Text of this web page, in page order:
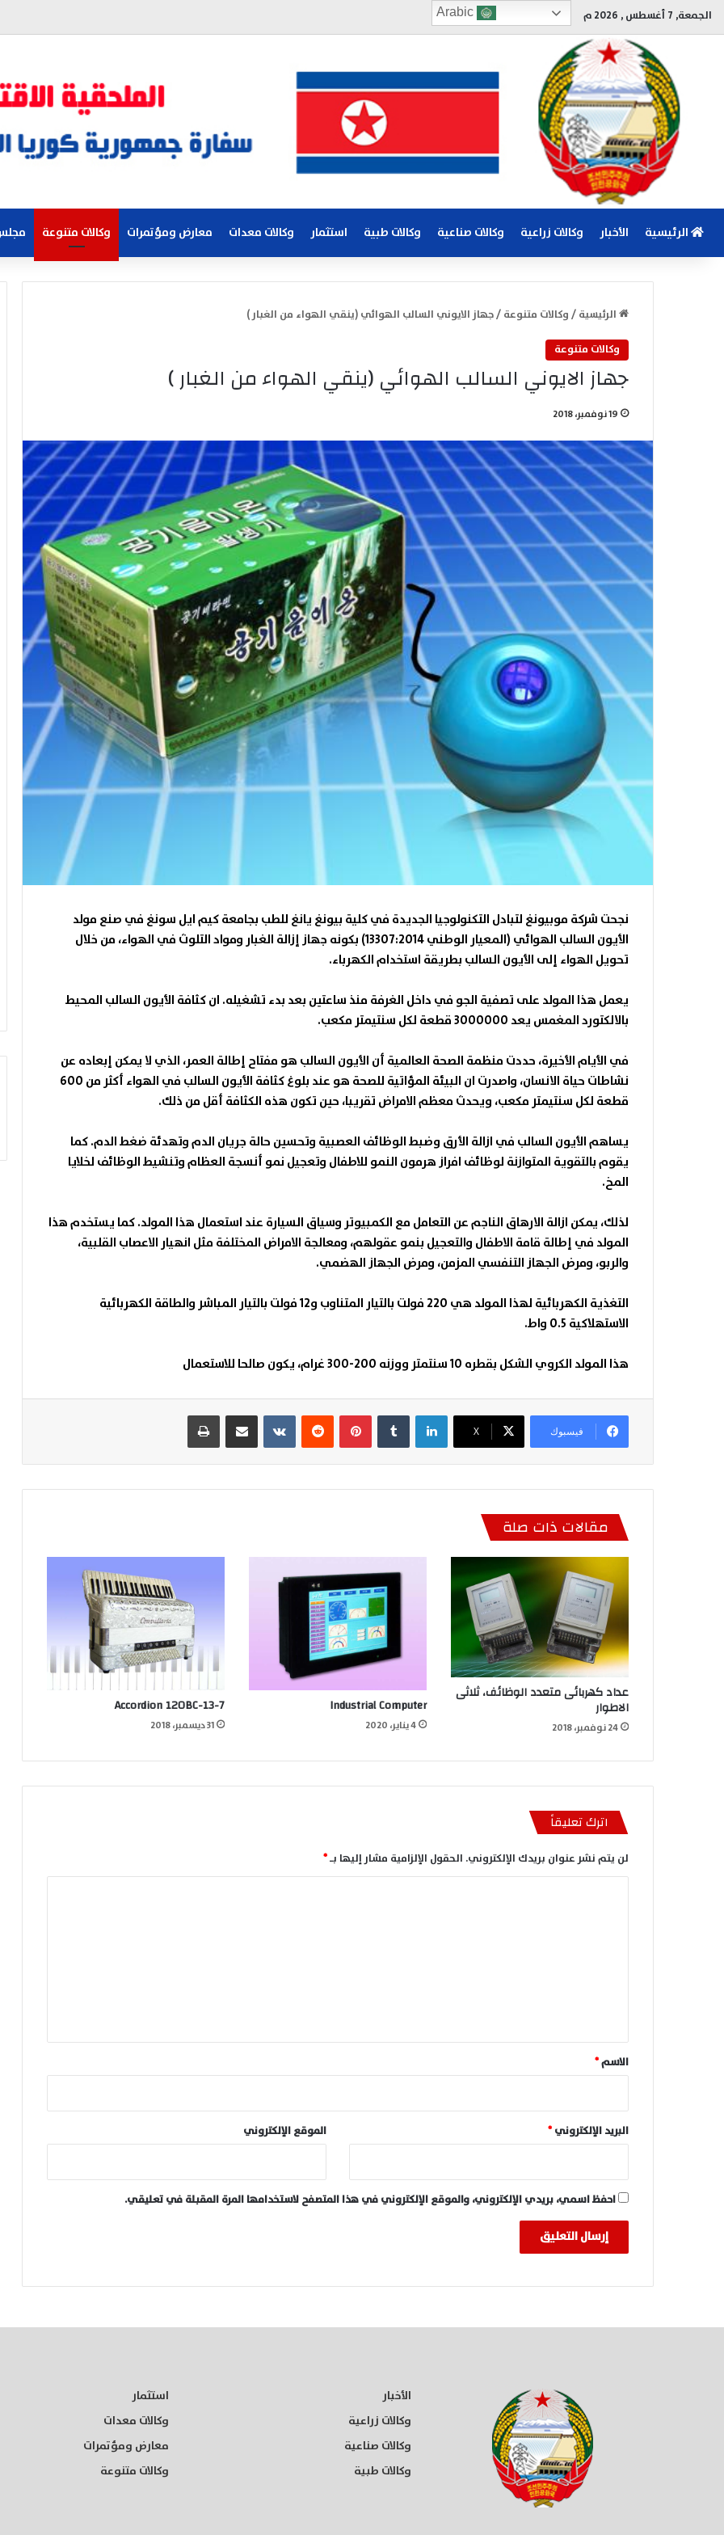
الجمعة, 7 أغسطس , 2026 م
الرئيسية الأخبار وكالات زراعية وكالات صناعية وكالات طبية استثمار وكالات معدات معارض ومؤتمرات وكالات متنوعة
الرئيسية/وكالات متنوعة/جهاز الايوني السالب الهوائي (ينقي الهواء من الغبار )
وكالات متنوعة
جهاز الايوني السالب الهوائي (ينقي الهواء من الغبار )
19 نوفمبر، 2018
نجحت شركة موبيونغ لتبادل التكنولوجيا الجديدة في كلية بيونغ يانغ للطب بجامعة كيم ايل سونغ في صنع مولد
الأيون السالب الهوائي (المعيار الوطني 13307:2014) بكونه جهاز إزالة الغبار
ومواد التلوث في الهواء، من خلال
تحويل الهواء إلى الأيون السالب بطريقة استخدام الكهرباء.
يعمل هذا المولد على تصفية الجو في داخل الغرفة منذ ساعتين بعد بدء تشغيله. ان كثافة الأيون السالب المحيط
بالالكتورد المغمس يعد 3000000 قطعة لكل سنتيمتر مكعب
.
في الأيام الأخيرة، حددت منظمة الصحة العالمية أن الأيون السالب هو مفتاح إطالة العمر، الذي لا يمكن إبعاده عن
نشاطات حياة الانسان، واصدرت ان البيئة المؤاتية للصحة هو عند بلوغ كثافة الأيون السالب في الهواء أكثر من 600
قطعة لكل سنتيمتر مكعب، ويحدث معظم الامراض تقريبا، حين تكون هذه الكثافة أقل من ذلك.
يساهم الأيون السالب في ازالة الأرق وضبط الوظائف العصبية وتحسين حالة جريان الدم وتهدئة ضغط الدم. كما
يقوم بالتقوية المتوازنة لوظائف افراز هرمون النمو للاطفال وتعجيل نمو أنسجة العظام وتنشيط الوظائف لخلايا
المخ.
لذلك، يمكن ازالة الارهاق الناجم عن التعامل مع الكمبيوتر وسياق السيارة عند استعمال هذا المولد. كما يستخدم هذا
المولد في إطالة قامة الاطفال والتعجيل بنمو عقولهم، ومعالجة الامراض المختلفة مثل انهيار الاعصاب القلبية،
والربو، ومرض الجهاز التنفسي المزمن، ومرض الجهاز الهضمي.
التغذية الكهربائية لهذا المولد هي 220 فولت بالتيار المتناوب و12 فولت بالتيار المباشر والطاقة الكهربائية
الاستهلاكية 0.5 واط
.
هذا المولد الكروي الشكل بقطره 10 سنتمتر ووزنه 200-300 غرام، يكون صالحا للاستعمال
فيسبوك ‫X
لينكدإن بينتيريست مشاركة عبر البريد طباعة
مقالات ذات صلة
عداد كهربائى متعدد الوظائف، ثلاثى
الاطوار
24 نوفمبر، 2018
Industrial Computer
4 يناير، 2020
Accordion 120BC-13-7
31 ديسمبر، 2018
اترك تعليقاً
لن يتم نشر عنوان بريدك الإلكتروني. الحقول الإلزامية مشار إليها بـ*
*
الاسم*
البريد الإلكتروني* الموقع الإلكتروني
احفظ اسمي، بريدي الإلكتروني، والموقع الإلكتروني في هذا المتصفح لاستخدامها المرة المقبلة في تعليقي.
الأخبار
وكالات زراعية
وكالات صناعية
وكالات طبية
استثمار
وكالات معدات
معارض ومؤتمرات
وكالات متنوعة